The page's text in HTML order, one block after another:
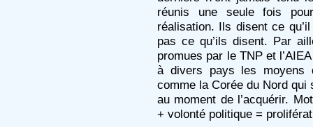
réunis une seule fois
réalisation. Ils disent ce
pas ce qu’ils disent. Par
promues par le TNP et
à divers pays les moyens
comme la Corée du Nord qui
au moment de l’acquérir.
+ volonté politique =